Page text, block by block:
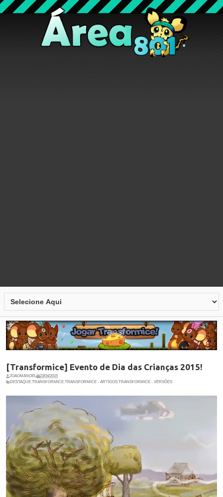
[Transformice] Evento de Dia das Crianças 2015!
JOAOMANOEL
23/04/2015
DESTAQUE,TRANSFORMICE,TRANSFORMICE - ARTIGOS,TRANSFORMICE - VERSÕES